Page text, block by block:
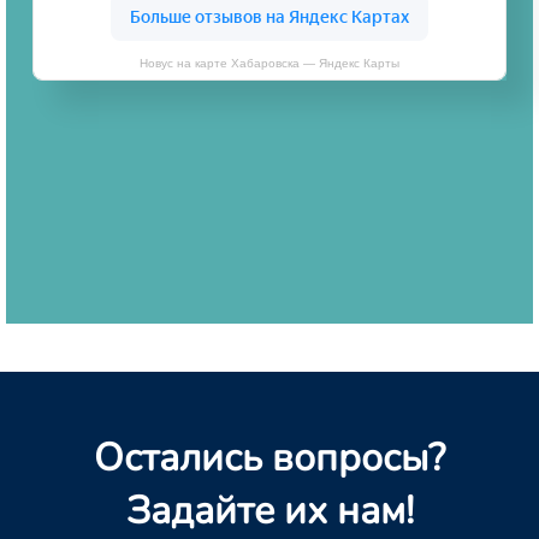
Новус на карте Хабаровска — Яндекс Карты
Остались вопросы?
Задайте их нам!